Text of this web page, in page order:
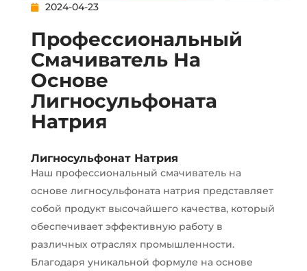
2024-04-23
Профессиональный
Смачиватель На
Основе
Лигносульфоната
Натрия
Лигносульфонат Натрия
Наш профессиональный смачиватель на
основе лигносульфоната натрия представляет
собой продукт высочайшего качества, который
обеспечивает эффективную работу в
различных отраслях промышленности.
Благодаря уникальной формуле на основе